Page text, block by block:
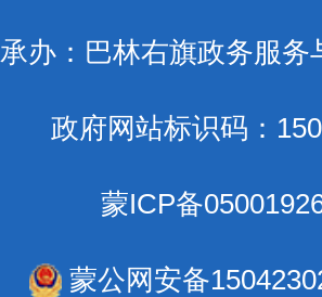
承办：巴林右旗政务服务
政府网站标识码：
蒙ICP备
蒙公网安备